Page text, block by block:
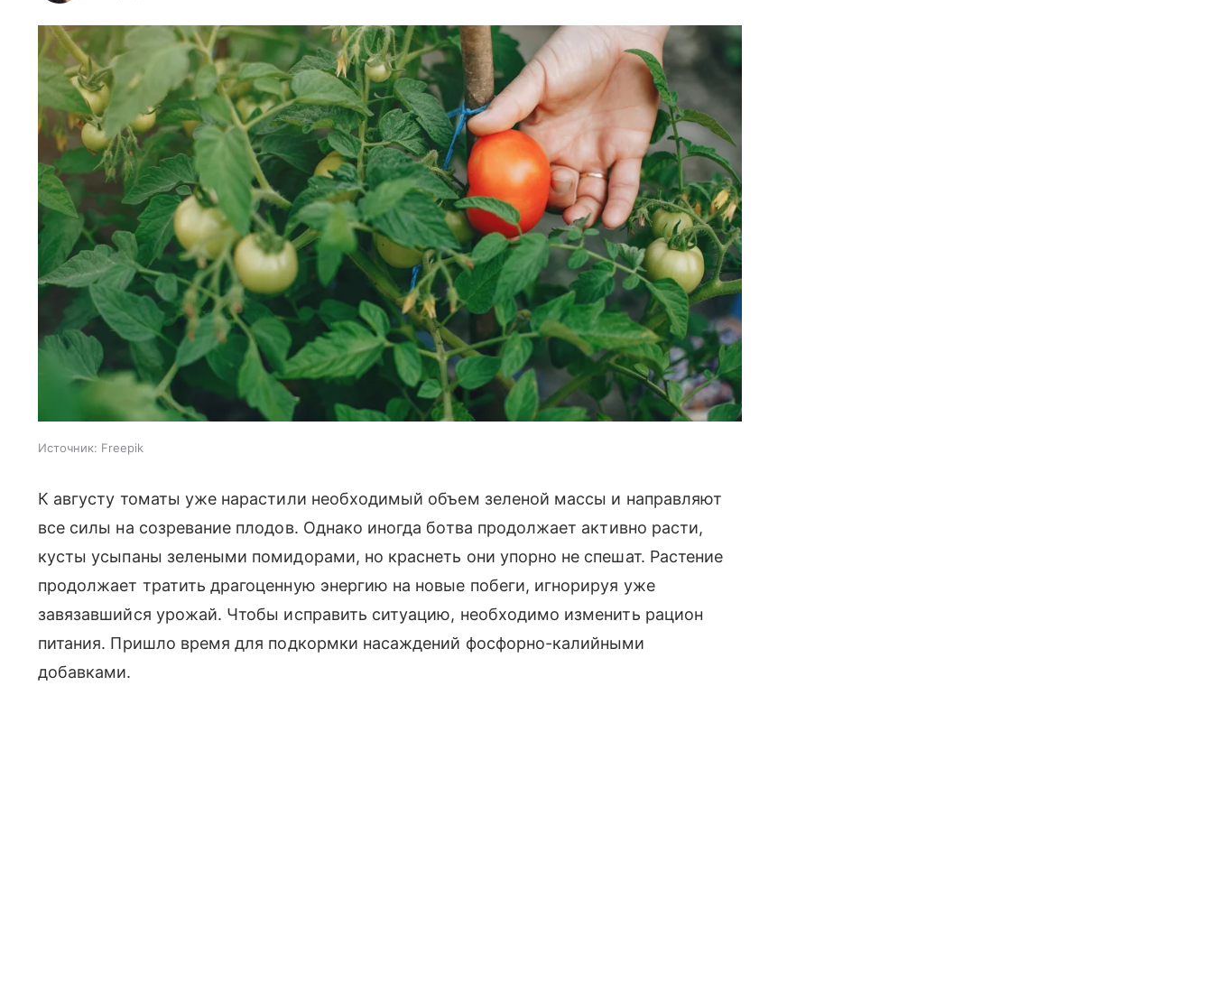
Источник: Freepik
К августу томаты уже нарастили необходимый объем зеленой массы и направляют
все силы на созревание плодов. Однако иногда ботва продолжает активно расти,
кусты усыпаны зелеными помидорами, но краснеть они упорно не спешат. Растение
продолжает тратить драгоценную энергию на новые побеги, игнорируя уже
завязавшийся урожай. Чтобы исправить ситуацию, необходимо изменить рацион
питания. Пришло время для подкормки насаждений фосфорно-калийными
добавками.